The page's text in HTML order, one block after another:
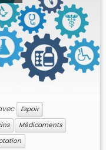
Espoir
Médicaments